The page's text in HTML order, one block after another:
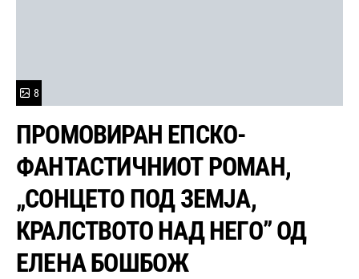
8
ПРОМОВИРАН ЕПСКО-
ФАНТАСТИЧНИОТ РОМАН,
„СОНЦЕТО ПОД ЗЕМЈА,
КРАЛСТВОТО НАД НЕГО” ОД
ЕЛЕНА БОШБОЖ